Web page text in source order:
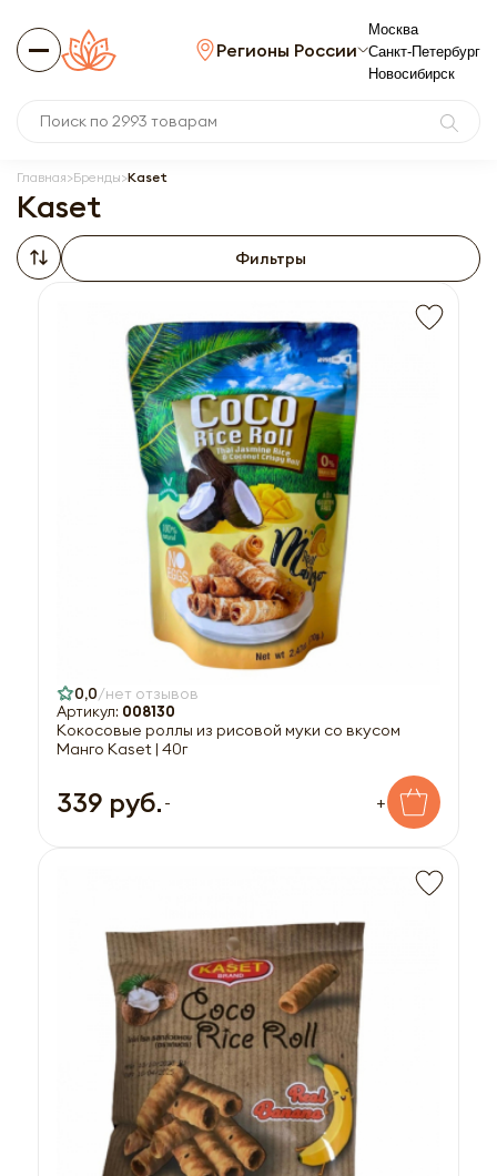
Регионы России
Москва
Санкт-Петербург
Новосибирск
Главная Бренды Kaset
Kaset
Фильтры
0,0 нет отзывов
Артикул: 008130
Кокосовые роллы из рисовой муки со вкусом
Манго Kaset | 40г
339 руб. - +